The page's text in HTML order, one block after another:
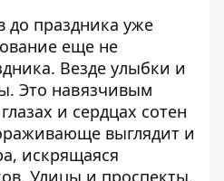
до праздника уже
еще не
Везде улыбки и
Это навязчивым
и сердцах сотен
выглядит и
искрящаяся
Улицы и проспекты,